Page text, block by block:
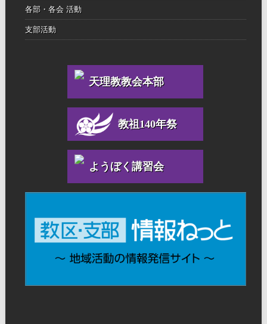
各部・各会 活動
支部活動
天理教教会本部
教祖140年祭
ようぼく講習会